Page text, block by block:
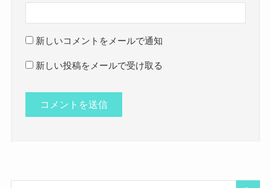
新しいコメントをメールで通知
新しい投稿をメールで受け取る